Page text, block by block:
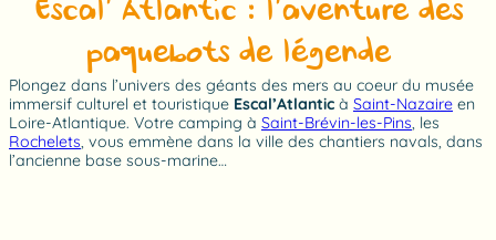
Escal’ Atlantic : l’aventure des
paquebots de légende !
Plongez dans l’univers des géants des mers au coeur du musée
immersif culturel et touristique Escal’Atlantic à Saint-Nazaire en
Loire-Atlantique. Votre camping à Saint-Brévin-les-Pins , les
Rochelets , vous emmène dans la ville des chantiers navals, dans
l’ancienne base sous-marine…